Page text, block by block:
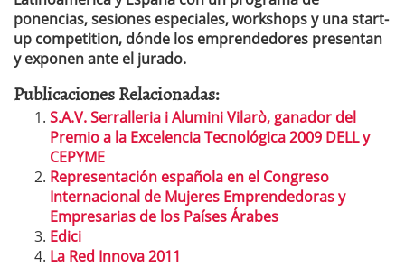
ponencias, sesiones especiales, workshops y una start-
up competition, dónde los emprendedores presentan
y exponen ante el jurado.
Publicaciones Relacionadas:
S.A.V. Serralleria i Alumini Vilarò, ganador del
Premio a la Excelencia Tecnológica 2009 DELL y
CEPYME
Representación española en el Congreso
Internacional de Mujeres Emprendedoras y
Empresarias de los Países Árabes
Edici
La Red Innova 2011